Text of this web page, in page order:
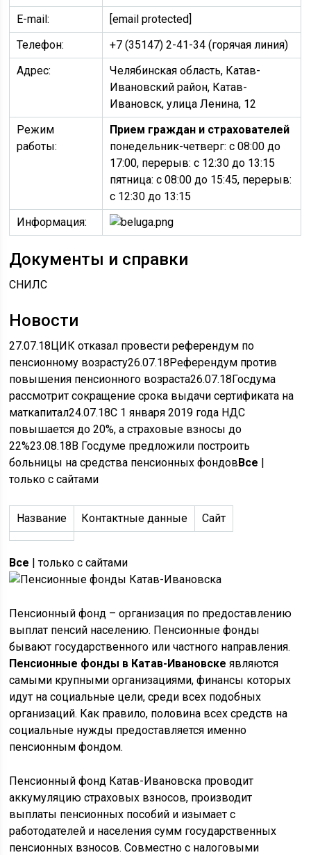
E-mail:
[email protected]
Телефон:
+7 (35147) 2-41-34 (горячая линия)
Адрес:
Челябинская область, Катав-
Ивановский район, Катав-
Ивановск, улица Ленина, 12
Режим
работы:
Прием граждан и страхователей
понедельник-четверг: с 08:00 до
17:00, перерыв: с 12:30 до 13:15
пятница: с 08:00 до 15:45, перерыв:
с 12:30 до 13:15
Информация:
Документы и справки
СНИЛС
Новости
27.07.18ЦИК отказал провести референдум по
пенсионному возрасту26.07.18Референдум против
повышения пенсионного возраста26.07.18Госдума
рассмотрит сокращение срока выдачи сертификата на
маткапитал24.07.18С 1 января 2019 года НДС
повышается до 20%, а страховые взносы до
22%23.08.18В Госдуме предложили построить
больницы на средства пенсионных фондовВсе |
только с сайтами
Название Контактные данные Сайт
Все | только с сайтами
Пенсионный фонд – организация по предоставлению
выплат пенсий населению. Пенсионные фонды
бывают государственного или частного направления.
Пенсионные фонды в Катав-Ивановске являются
самыми крупными организациями, финансы которых
идут на социальные цели, среди всех подобных
организаций. Как правило, половина всех средств на
социальные нужды предоставляется именно
пенсионным фондом.
Пенсионный фонд Катав-Ивановска проводит
аккумуляцию страховых взносов, производит
выплаты пенсионных пособий и изымает с
работодателей и населения сумм государственных
пенсионных взносов. Совместно с налоговыми